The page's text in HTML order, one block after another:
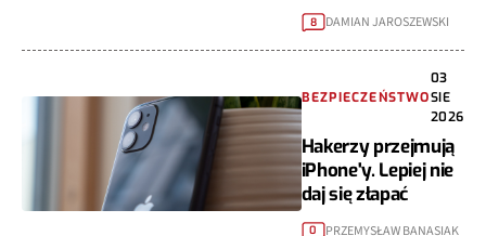
8 DAMIAN JAROSZEWSKI
BEZPIECZEŃSTWO
03
SIE
2026
Hakerzy przejmują
iPhone'y. Lepiej nie
daj się złapać
0 PRZEMYSŁAW BANASIAK